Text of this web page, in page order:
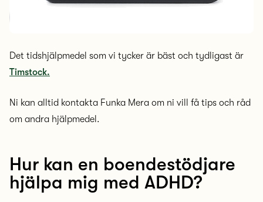
Det tidshjälpmedel som vi tycker är bäst och tydligast är
Timstock.
Ni kan alltid kontakta Funka Mera om ni vill få tips och råd
om andra hjälpmedel.
Hur kan en boendestödjare
hjälpa mig med ADHD?